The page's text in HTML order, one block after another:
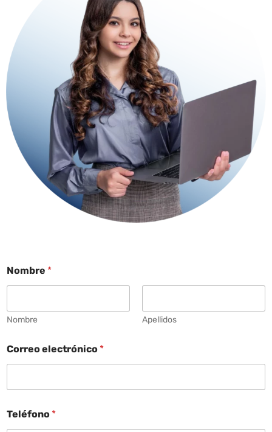
Nombre *
Nombre Apellidos
Correo electrónico *
Teléfono *